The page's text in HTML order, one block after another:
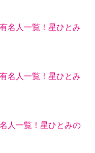
名人一覧！星ひとみ
名人一覧！星ひとみ
人一覧！星ひとみの